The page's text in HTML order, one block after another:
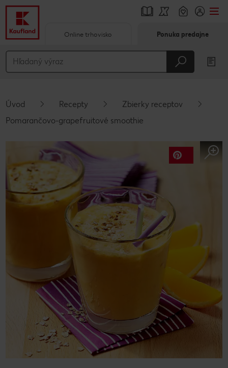
Hlavný obsah
Vyskakovací bočný panel
Online trhovisko Ponuka predajne
Úvod Recepty
Zbierky receptov
Pomarančovo-grapefruitové smoothie